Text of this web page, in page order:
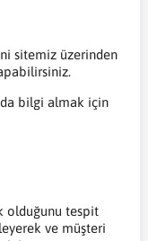
sitemiz üzerinden
bilgi almak için
olduğunu tespit
ve müşteri